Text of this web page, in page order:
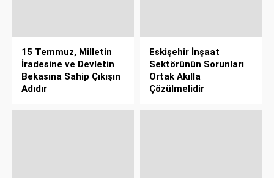
15 Temmuz, Milletin
İradesine ve Devletin
Bekasına Sahip Çıkışın
Adıdır
Eskişehir İnşaat
Sektörünün Sorunları
Ortak Akılla
Çözülmelidir